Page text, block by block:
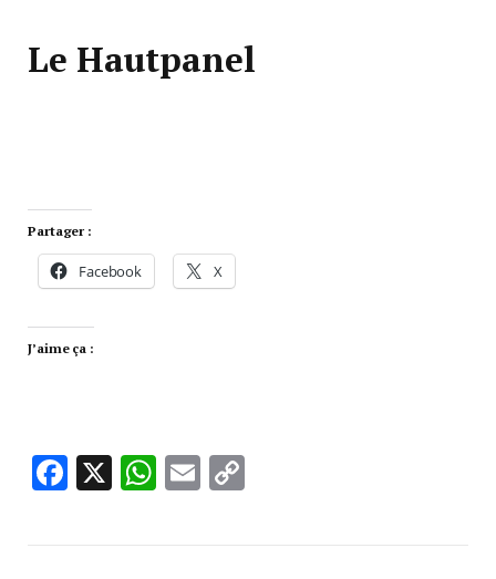
Le Hautpanel
Partager :
Facebook X
J’aime ça :
Facebook
X WhatsApp
Email